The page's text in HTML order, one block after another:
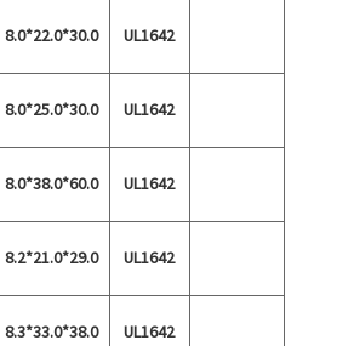
8.0*22.0*30.0 UL1642
8.0*25.0*30.0 UL1642
8.0*38.0*60.0 UL1642
8.2*21.0*29.0 UL1642
8.3*33.0*38.0 UL1642